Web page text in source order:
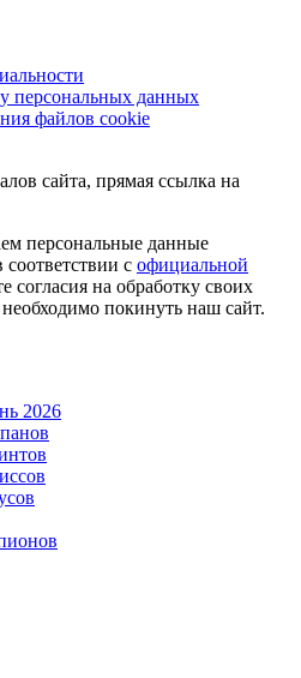
персональных данных
файлов сookie
сайта, прямая ссылка на
персональные данные
соответствии с официальной
согласия на обработку своих
покинуть наш сайт.
2026